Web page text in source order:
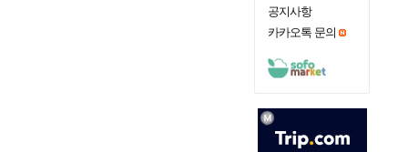
공지사항
카카오톡 문의